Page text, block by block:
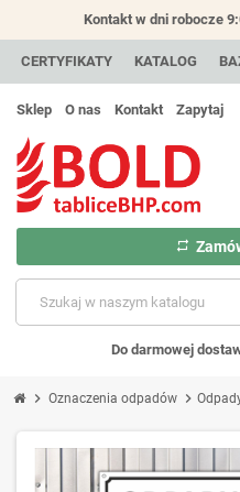
Kontakt w dni robocze
CERTYFIKATY KATALOG
Sklep O nas Kontakt Zapytaj
repeat
Do darmowej
chevron_right Oznaczenia odpadów chevron_right